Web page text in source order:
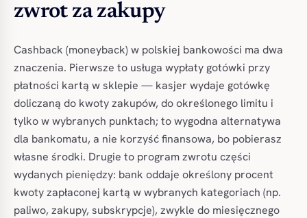
zwrot za zakupy
Cashback (moneyback) w polskiej bankowości ma dwa
znaczenia. Pierwsze to usługa wypłaty gotówki przy
płatności kartą w sklepie — kasjer wydaje gotówkę
doliczaną do kwoty zakupów, do określonego limitu i
tylko w wybranych punktach; to wygodna alternatywa
dla bankomatu, a nie korzyść finansowa, bo pobierasz
własne środki. Drugie to program zwrotu części
wydanych pieniędzy: bank oddaje określony procent
kwoty zapłaconej kartą w wybranych kategoriach (np.
paliwo, zakupy, subskrypcje), zwykle do miesięcznego